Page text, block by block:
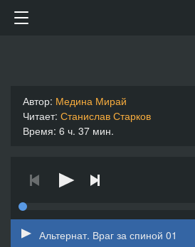
Автор: Медина Мирай
Читает: Станислав Старков
Время: 6 ч. 37 мин.
Альтернат. Враг за спиной 01